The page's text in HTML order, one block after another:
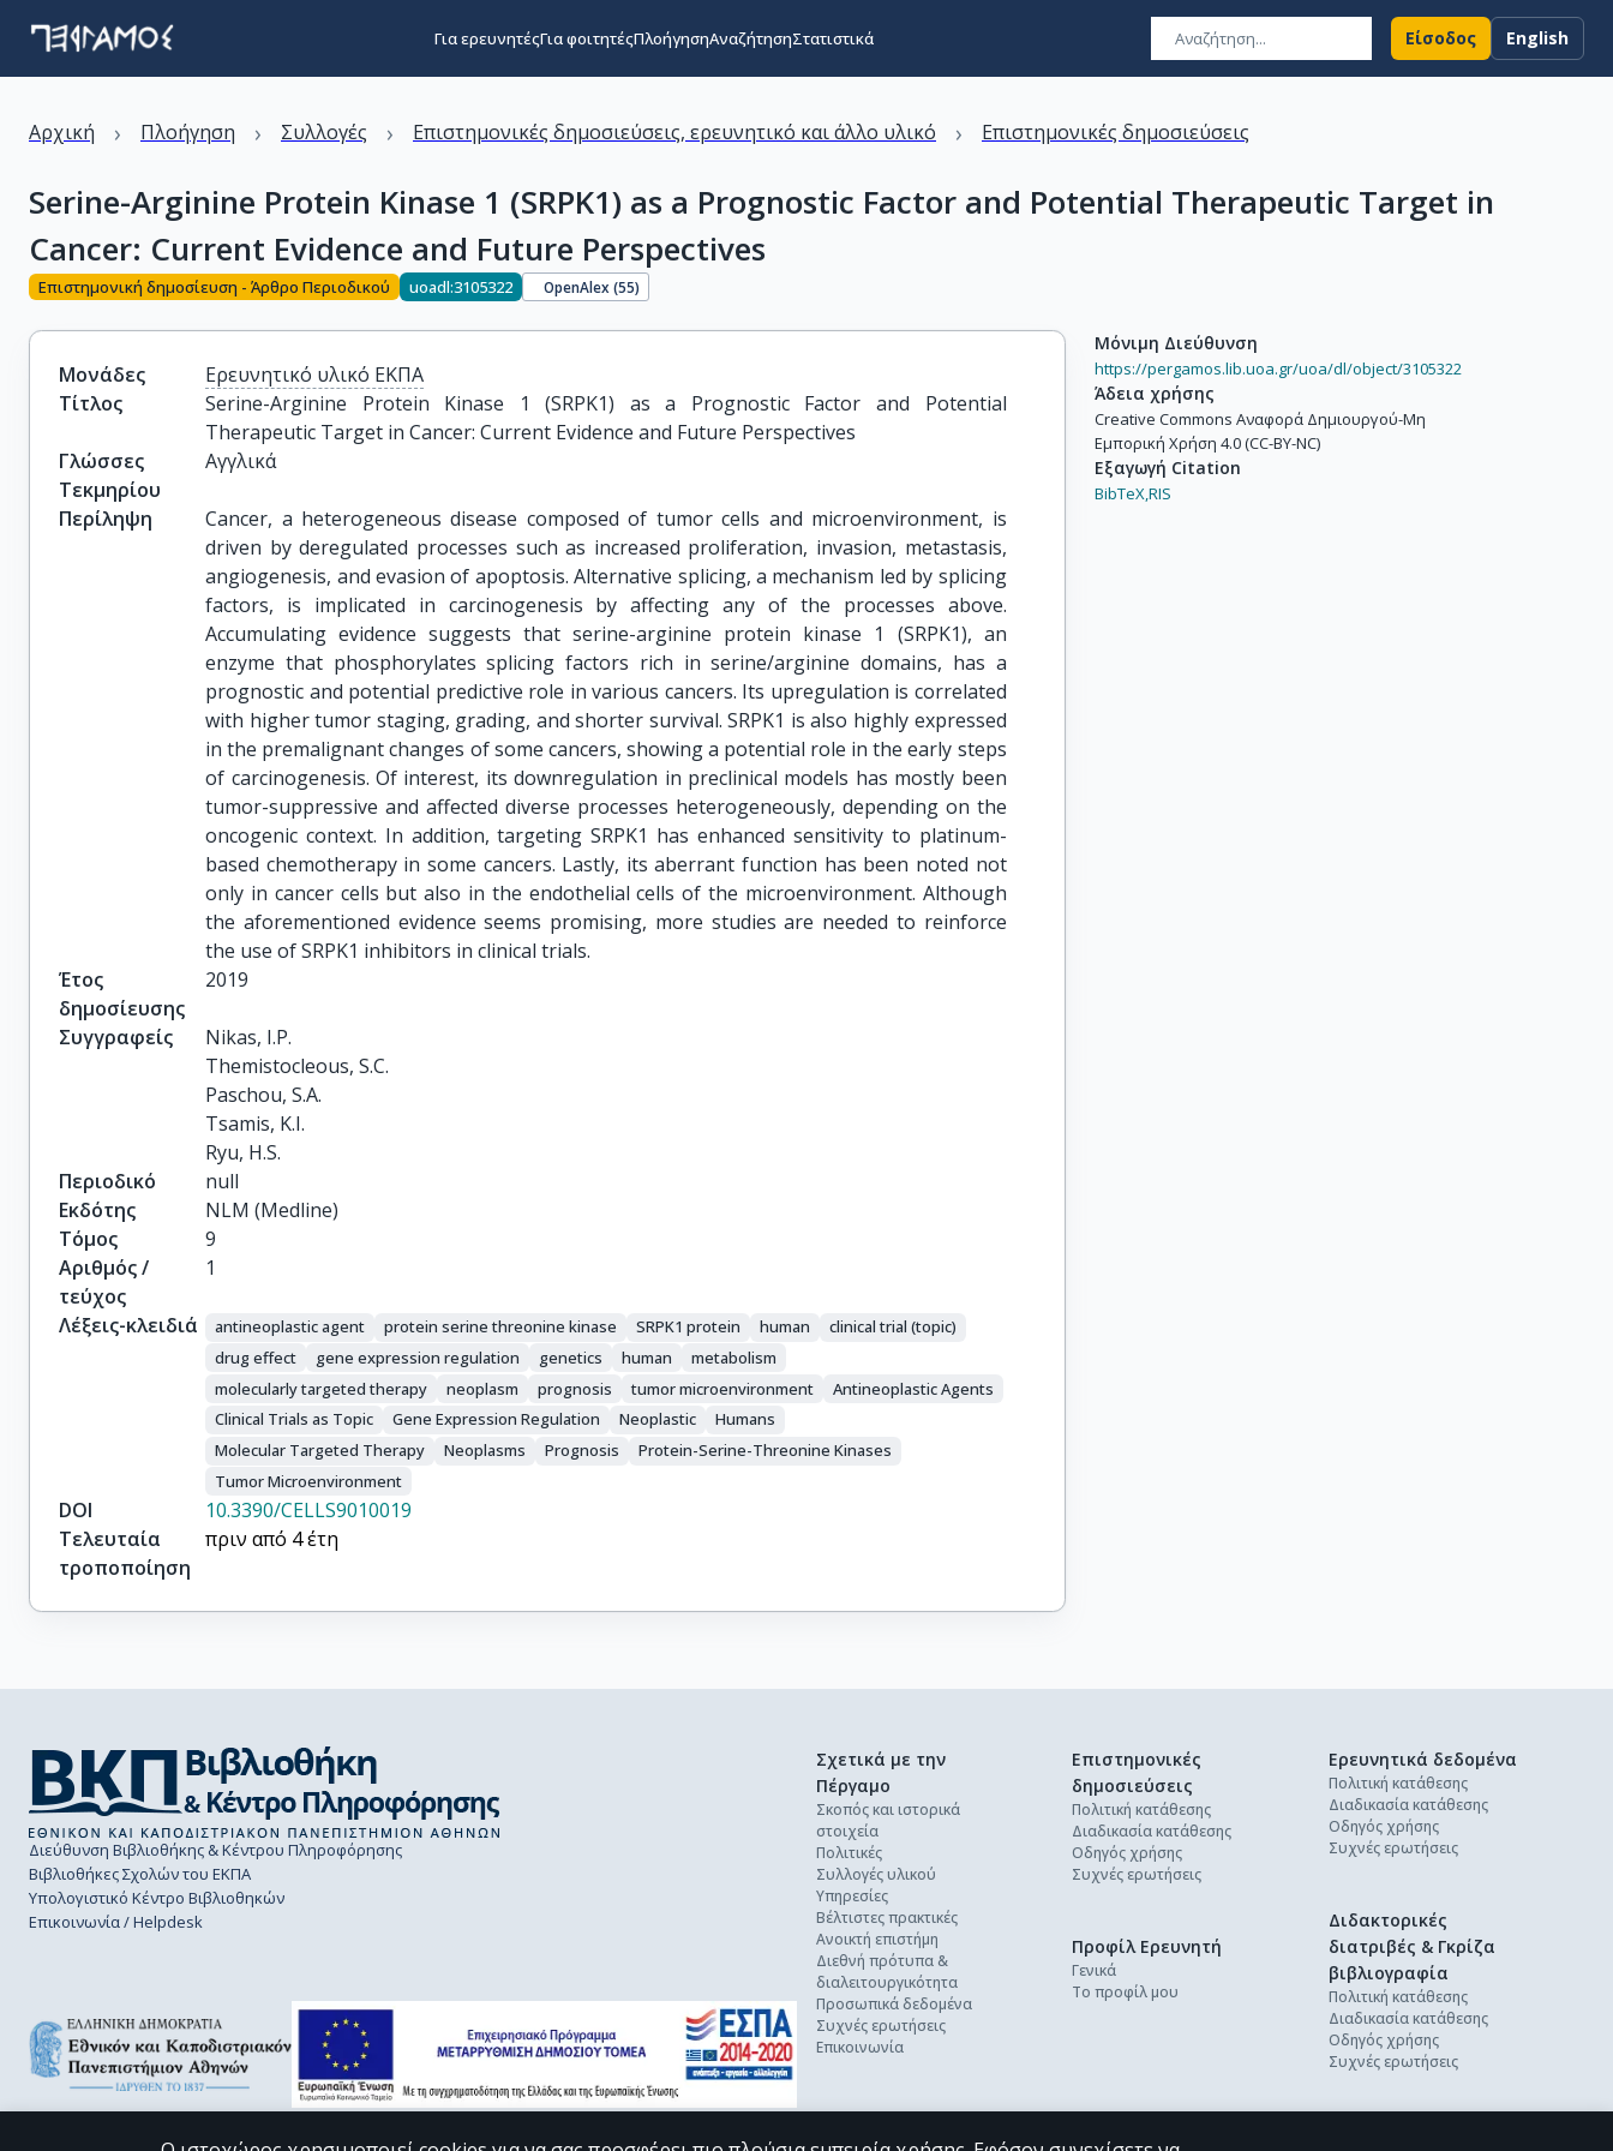
Για ερευνητέςΓια φοιτητέςΠλοήγησηΑναζήτησηΣτατιστικά Είσοδος English
Αρχική › Πλοήγηση › Συλλογές › Επιστημονικές δημοσιεύσεις, ερευνητικό και άλλο υλικό › Επιστημονικές δημοσιεύσεις
Serine-Arginine Protein Kinase 1 (SRPK1) as a Prognostic Factor and Potential Therapeutic Target in
Cancer: Current Evidence and Future Perspectives
Επιστημονική δημοσίευση - Άρθρο Περιοδικού uoadl:3105322 OpenAlex (55)
Μονάδες
Ερευνητικό υλικό ΕΚΠΑ
Τίτλος
Serine-Arginine Protein Kinase 1 (SRPK1) as a Prognostic Factor and Potential
Therapeutic Target in Cancer: Current Evidence and Future Perspectives
Γλώσσες
Τεκμηρίου
Αγγλικά
Περίληψη
Cancer, a heterogeneous disease composed of tumor cells and microenvironment, is
driven by deregulated processes such as increased proliferation, invasion, metastasis,
angiogenesis, and evasion of apoptosis. Alternative splicing, a mechanism led by splicing
factors, is implicated in carcinogenesis by affecting any of the processes above.
Accumulating evidence suggests that serine-arginine protein kinase 1 (SRPK1), an
enzyme that phosphorylates splicing factors rich in serine/arginine domains, has a
prognostic and potential predictive role in various cancers. Its upregulation is correlated
with higher tumor staging, grading, and shorter survival. SRPK1 is also highly expressed
in the premalignant changes of some cancers, showing a potential role in the early steps
of carcinogenesis. Of interest, its downregulation in preclinical models has mostly been
tumor-suppressive and affected diverse processes heterogeneously, depending on the
oncogenic context. In addition, targeting SRPK1 has enhanced sensitivity to platinum-
based chemotherapy in some cancers. Lastly, its aberrant function has been noted not
only in cancer cells but also in the endothelial cells of the microenvironment. Although
the aforementioned evidence seems promising, more studies are needed to reinforce
the use of SRPK1 inhibitors in clinical trials.
Έτος
δημοσίευσης
2019
Συγγραφείς
Nikas, I.P.
Themistocleous, S.C.
Paschou, S.A.
Tsamis, K.I.
Ryu, H.S.
Περιοδικό
null
Εκδότης
NLM (Medline)
Τόμος
9
Αριθμός /
τεύχος
1
Λέξεις-κλειδιά antineoplastic agent protein serine threonine kinase SRPK1 protein human
clinical trial (topic)
drug effect
gene expression regulation genetics human
metabolism
molecularly targeted therapy
neoplasm prognosis tumor microenvironment
Antineoplastic Agents
Clinical Trials as Topic
Gene Expression Regulation Neoplastic
Humans
Molecular Targeted Therapy
Neoplasms Prognosis
Protein-Serine-Threonine Kinases
Tumor Microenvironment
DOI
10.3390/CELLS9010019
Τελευταία
τροποποίηση
πριν από 4 έτη
Μόνιμη Διεύθυνση
https://pergamos.lib.uoa.gr/uoa/dl/object/3105322
Άδεια χρήσης
Creative Commons Αναφορά Δημιουργού-Μη
Εμπορική Χρήση 4.0 (CC-BY-NC)
Εξαγωγή Citation
BibTeX,RIS
Διεύθυνση Βιβλιοθήκης & Κέντρου Πληροφόρησης
Βιβλιοθήκες Σχολών του ΕΚΠΑ
Υπολογιστικό Κέντρο Βιβλιοθηκών
Επικοινωνία / Helpdesk
Σχετικά με την
Πέργαμο
Σκοπός και ιστορικά
στοιχεία
Πολιτικές
Συλλογές υλικού
Υπηρεσίες
Βέλτιστες πρακτικές
Ανοικτή επιστήμη
Διεθνή πρότυπα &
διαλειτουργικότητα
Προσωπικά δεδομένα
Συχνές ερωτήσεις
Επικοινωνία
Επιστημονικές
δημοσιεύσεις
Πολιτική κατάθεσης
Διαδικασία κατάθεσης
Οδηγός χρήσης
Συχνές ερωτήσεις
Ερευνητικά δεδομένα
Πολιτική κατάθεσης
Διαδικασία κατάθεσης
Οδηγός χρήσης
Συχνές ερωτήσεις
Διδακτορικές
διατριβές & Γκρίζα
βιβλιογραφία
Πολιτική κατάθεσης
Διαδικασία κατάθεσης
Οδηγός χρήσης
Συχνές ερωτήσεις
Προφίλ Ερευνητή
Γενικά
Το προφίλ μου